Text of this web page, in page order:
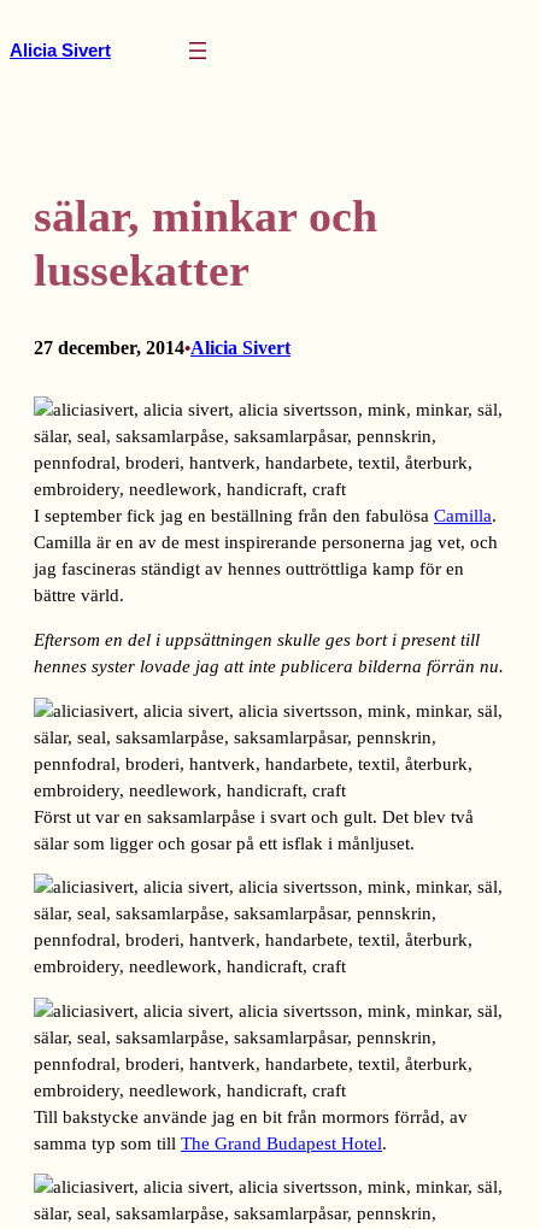
till
Alicia Sivert
sälar, minkar och
lussekatter
27 december, 2014•Alicia Sivert
I september fick jag en beställning från den fabulösa Camilla.
Camilla är en av de mest inspirerande personerna jag vet, och
jag fascineras ständigt av hennes outtröttliga kamp för en
bättre värld.
Eftersom en del i uppsättningen skulle ges bort i present till
hennes syster lovade jag att inte publicera bilderna förrän nu.
Först ut var en saksamlarpåse i svart och gult. Det blev två
sälar som ligger och gosar på ett isflak i månljuset.
Till bakstycke använde jag en bit från mormors förråd, av
samma typ som till The Grand Budapest Hotel.